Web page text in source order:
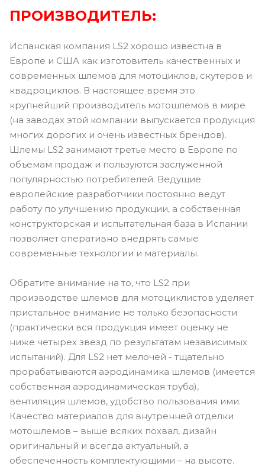
ПРОИЗВОДИТЕЛЬ:
Испанская компания LS2 хорошо известна в
Европе и США как изготовитель качественных и
современных шлемов для мотоциклов, скутеров и
квадроциклов. В настоящее время это
крупнейший производитель мотошлемов в мире
(на заводах этой компании выпускается продукция
многих дорогих и очень известных брендов).
Шлемы LS2 занимают третье место в Европе по
объемам продаж и пользуются заслуженной
популярностью потребителей. Ведущие
европейские разработчики постоянно ведут
работу по улучшению продукции, а собственная
конструкторская и испытательная база в Испании
позволяет оперативно внедрять самые
современные технологии и материалы.
Обратите внимание на то, что LS2 при
производстве шлемов для мотоциклистов уделяет
пристальное внимание не только безопасности
(практически вся продукция имеет оценку не
ниже четырех звезд по результатам независимых
испытаний). Для LS2 нет мелочей - тщательно
прорабатываются аэродинамика шлемов (имеется
собственная аэродинамическая труба),
вентиляция шлемов, удобство пользования ими.
Качество материалов для внутренней отделки
мотошлемов – выше всяких похвал, дизайн
оригинальный и всегда актуальный, а
обеспеченность комплектующими – на высоте.